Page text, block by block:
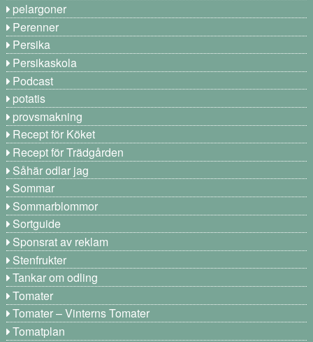
pelargoner
Perenner
Persika
Persikaskola
Podcast
potatis
provsmakning
Recept för Köket
Recept för Trädgården
Såhär odlar jag
Sommar
Sommarblommor
Sortguide
Sponsrat av reklam
Stenfrukter
Tankar om odling
Tomater
Tomater – Vinterns Tomater
Tomatplan